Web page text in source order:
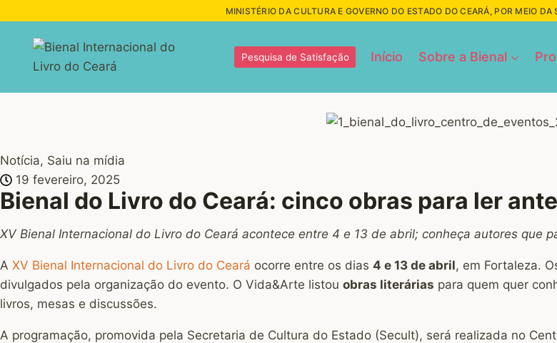
MINISTÉRIO DA CULTURA E GOVERNO DO ESTADO DO CEARÁ, POR MEIO
Pesquisa de Satisfação Início Sobre a Bienal
Notícia, Saiu na mídia
19 fevereiro, 2025
Bienal do Livro do Ceará: cinco obras para ler
XV Bienal Internacional do Livro do Ceará acontece entre 4 e 13 de abril; conheça autores que
A XV Bienal Internacional do Livro do Ceará ocorre entre os dias 4 e 13 de abril, em Fortaleza.
divulgados pela organização do evento. O Vida&Arte listou obras literárias para quem quer
livros, mesas e discussões.
A programação, promovida pela Secretaria de Cultura do Estado (Secult), será realizada no